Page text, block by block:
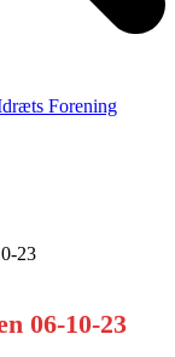
23
06-10-23